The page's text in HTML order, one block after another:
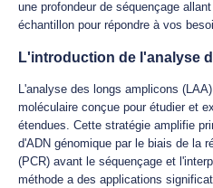
une profondeur de séquençage
échantillon pour répondre à vos
L'introduction de l'analyse
L'analyse des longs amplicons
moléculaire conçue pour étudier et
étendues. Cette stratégie amplifie
d'ADN génomique par le biais de la
(PCR) avant le séquençage et
méthode a des applications